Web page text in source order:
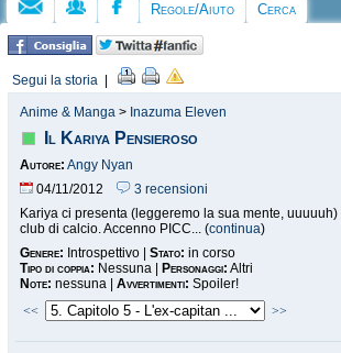
Regole/Aiuto Cerca
Segui la storia
Anime & Manga > Inazuma Eleven
Il Kariya Pensieroso
Autore: Angy Nyan
04/11/2012
3 recensioni
Kariya ci presenta (leggeremo la sua mente,
club di calcio. Accenno PICC... (continua)
Genere: Introspettivo | Stato: in corso
Tipo di coppia: Nessuna | Personaggi: Altri
Note: nessuna | Avvertimenti: Spoiler!
<<
>>